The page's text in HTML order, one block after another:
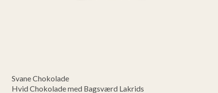
Svane Chokolade
Hvid Chokolade med Bagsværd Lakrids